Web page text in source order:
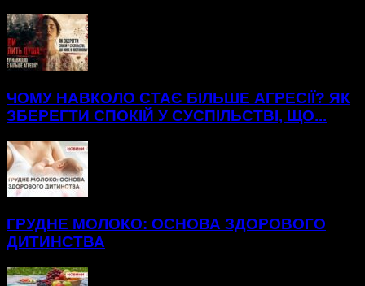
ЧОМУ НАВКОЛО СТАЄ БІЛЬШЕ АГРЕСІЇ? ЯК
ЗБЕРЕГТИ СПОКІЙ У СУСПІЛЬСТВІ, ЩО...
ГРУДНЕ МОЛОКО: ОСНОВА ЗДОРОВОГО
ДИТИНСТВА